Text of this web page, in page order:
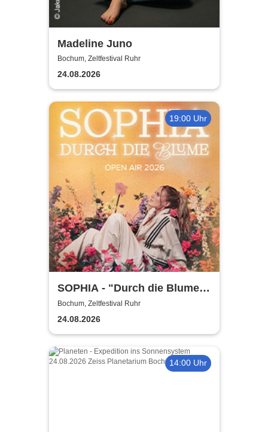
Madeline Juno
Bochum, Zeltfestival Ruhr
24.08.2026
19:00 Uhr
SOPHIA - "Durch die Blume"
Open Air Tour 2026
Bochum, Zeltfestival Ruhr
24.08.2026
14:00 Uhr